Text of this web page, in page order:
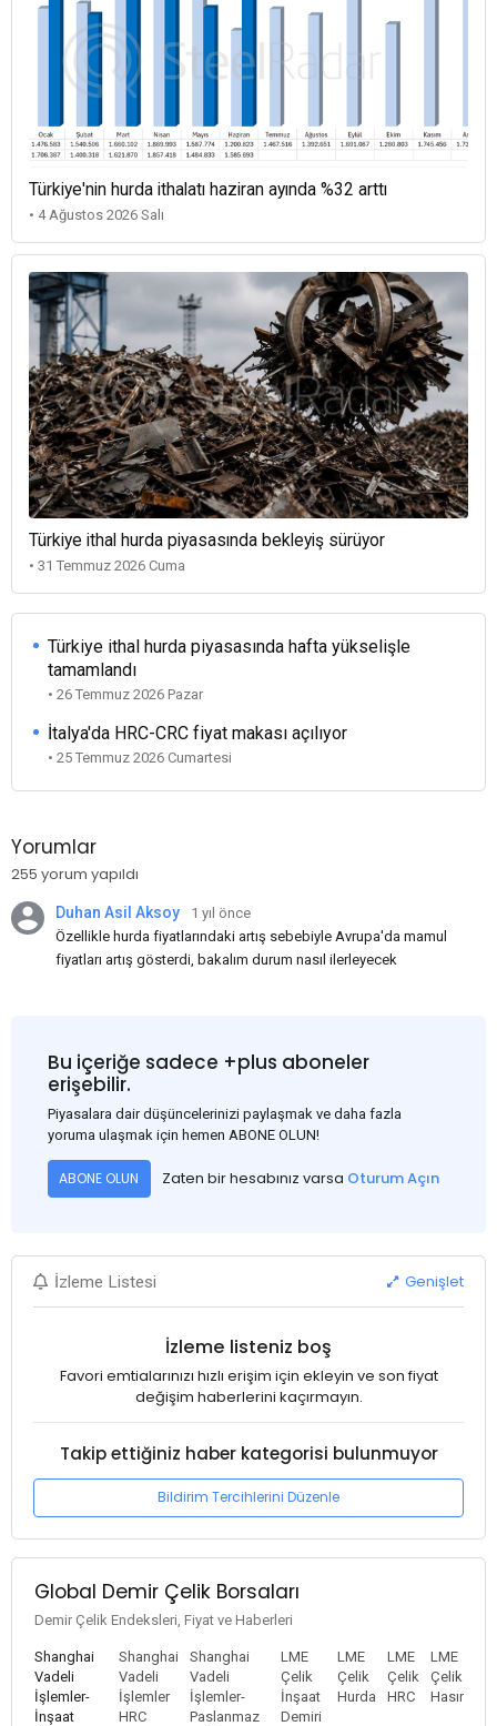
Türkiye'nin hurda ithalatı haziran ayında %32 arttı
• 4 Ağustos 2026 Salı
Türkiye ithal hurda piyasasında bekleyiş sürüyor
• 31 Temmuz 2026 Cuma
Türkiye ithal hurda piyasasında hafta yükselişle
tamamlandı
• 26 Temmuz 2026 Pazar
İtalya'da HRC-CRC fiyat makası açılıyor
• 25 Temmuz 2026 Cumartesi
Yorumlar
255 yorum yapıldı
Duhan Asil Aksoy
1 yıl önce
Özellikle hurda fiyatlarındaki artış sebebiyle Avrupa'da mamul
fiyatları artış gösterdi, bakalım durum nasıl ilerleyecek
Bu içeriğe sadece +plus aboneler
erişebilir.
Piyasalara dair düşüncelerinizi paylaşmak ve daha fazla
yoruma ulaşmak için hemen ABONE OLUN!
ABONE OLUN Zaten bir hesabınız varsa Oturum Açın
İzleme Listesi Genişlet
İzleme listeniz boş
Favori emtialarınızı hızlı erişim için ekleyin ve son fiyat
değişim haberlerini kaçırmayın.
Takip ettiğiniz haber kategorisi bulunmuyor
Bildirim Tercihlerini Düzenle
Global Demir Çelik Borsaları
Demir Çelik Endeksleri, Fiyat ve Haberleri
Shanghai
Vadeli
İşlemler-
İnşaat
Shanghai
Vadeli
İşlemler
HRC
Shanghai
Vadeli
İşlemler-
Paslanmaz
LME
Çelik
İnşaat
Demiri
LME
Çelik
Hurda
LME
Çelik
HRC
LME
Çelik
Hasır